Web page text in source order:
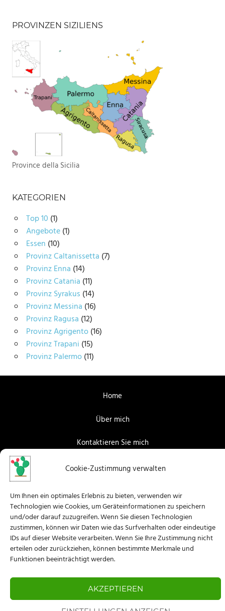
Cookie-Zustimmung verwalten
Um Ihnen ein optimales Erlebnis zu bieten, verwenden wir
Technologien wie Cookies, um Geräteinformationen zu speichern
und/oder darauf zuzugreifen. Wenn Sie diesen Technologien
zustimmen, können wir Daten wie das Surfverhalten oder eindeutige
IDs auf dieser Website verarbeiten. Wenn Sie Ihre Zustimmung nicht
erteilen oder zurückziehen, können bestimmte Merkmale und
Funktionen beeinträchtigt werden.
AKZEPTIEREN
PROVINZEN SIZILIENS
Province della Sicilia
KATEGORIEN
Top 10 (1)
Angebote(1)
Essen (10)
Provinz Caltanissetta (7)
Provinz Enna (14)
Provinz Catania (11)
Provinz Syrakus (14)
Provinz Messina (16)
Provinz Ragusa (12)
Provinz Agrigento(16)
Provinz Trapani (15)
Provinz Palermo(11)
Home
Über mich
Kontaktieren Sie mich
Facebook
Datenschutz-Bestimmungen
Impressum
Cookie-Richtlinie (EU)